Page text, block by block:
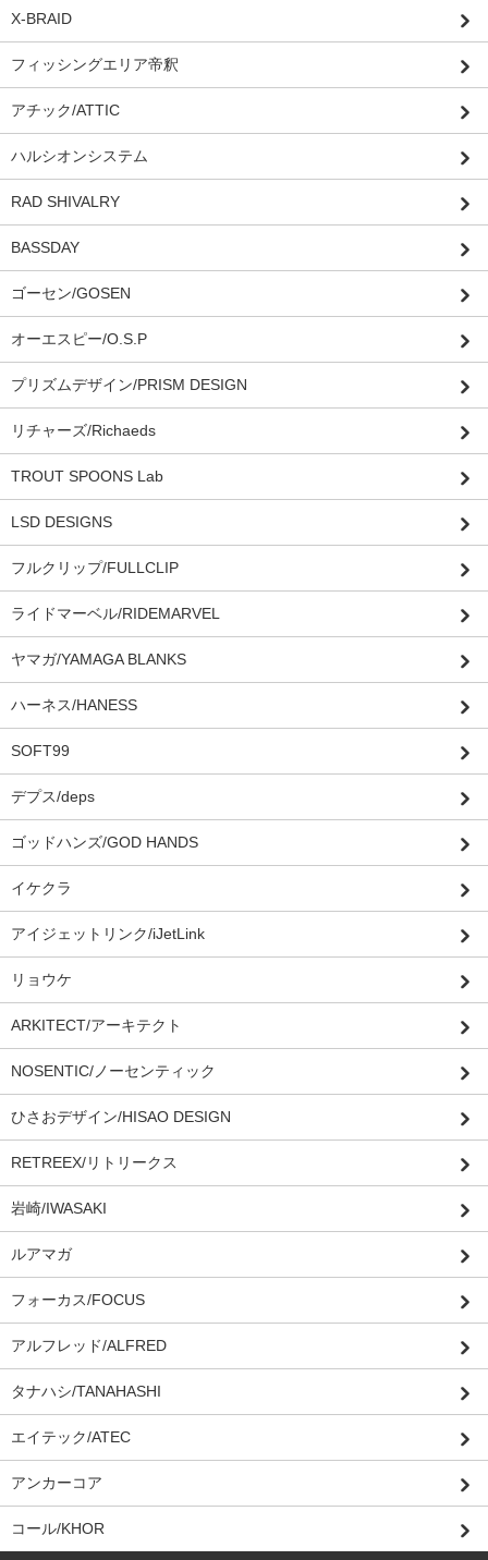
X-BRAID
フィッシングエリア帝釈
アチック/ATTIC
ハルシオンシステム
RAD SHIVALRY
BASSDAY
ゴーセン/GOSEN
オーエスピー/O.S.P
プリズムデザイン/PRISM DESIGN
リチャーズ/Richaeds
TROUT SPOONS Lab
LSD DESIGNS
フルクリップ/FULLCLIP
ライドマーベル/RIDEMARVEL
ヤマガ/YAMAGA BLANKS
ハーネス/HANESS
SOFT99
デプス/deps
ゴッドハンズ/GOD HANDS
イケクラ
アイジェットリンク/iJetLink
リョウケ
ARKITECT/アーキテクト
NOSENTIC/ノーセンティック
ひさおデザイン/HISAO DESIGN
RETREEX/リトリークス
岩崎/IWASAKI
ルアマガ
フォーカス/FOCUS
アルフレッド/ALFRED
タナハシ/TANAHASHI
エイテック/ATEC
アンカーコア
コール/KHOR